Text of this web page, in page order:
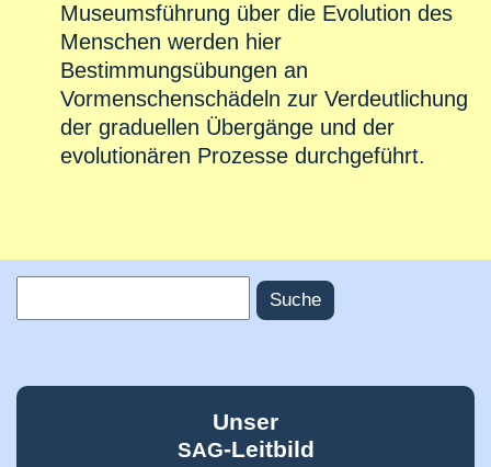
Museumsführung über die Evolution des
Menschen werden hier
Bestimmungsübungen an
Vormenschenschädeln zur Verdeutlichung
der graduellen Übergänge und der
evolutionären Prozesse durchgeführt.
Unser
SAG-Leitbild